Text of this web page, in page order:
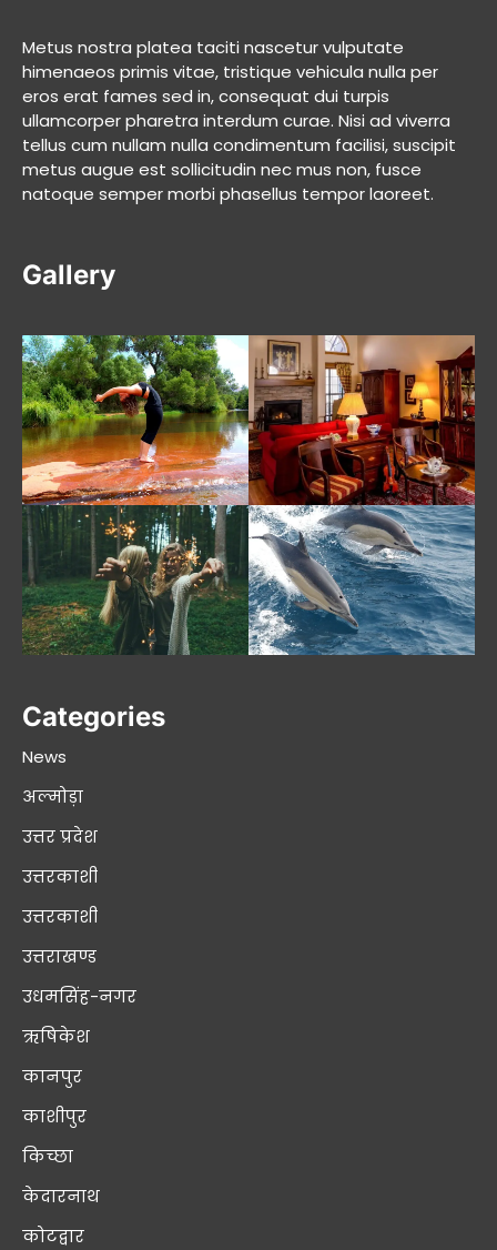
Metus nostra platea taciti nascetur vulputate
himenaeos primis vitae, tristique vehicula nulla per
eros erat fames sed in, consequat dui turpis
ullamcorper pharetra interdum curae. Nisi ad viverra
tellus cum nullam nulla condimentum facilisi, suscipit
metus augue est sollicitudin nec mus non, fusce
natoque semper morbi phasellus tempor laoreet.
Gallery
Categories
News
अल्मोड़ा
उत्तर प्रदेश
उत्तरकाशी
उत्तरकाशी
उत्तराखण्ड
उधमसिंह-नगर
ऋषिकेश
कानपुर
काशीपुर
किच्छा
केदारनाथ
कोटद्वार